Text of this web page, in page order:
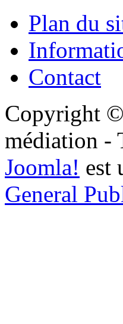
Plan du
Contact
Copyright
médiation -
Joomla! est
General